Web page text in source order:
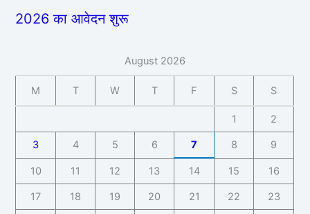
2026 का आवेदन शुरू
August 2026
M T W T F S S
1 2
3 4 5 6 7 8 9
10 11 12 13 14 15 16
17 18 19 20 21 22 23